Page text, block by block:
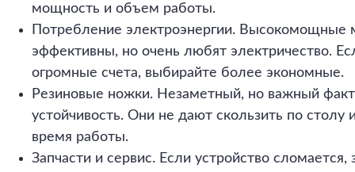
мощность и объем работы.
Потребление электроэнергии. Высокомощные
эффективны, но очень любят электричество.
огромные счета, выбирайте более экономные.
Резиновые ножки. Незаметный, но важный
устойчивость. Они не дают скользить по
время работы.
Запчасти и сервис. Если устройство